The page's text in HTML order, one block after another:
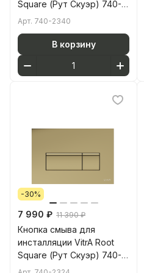
Square (Рут Скуэр) 740-
2340 мягкая медь глянец
Арт. 740-2340
В корзину
-30%
7 990 ₽ 11 390 ₽
Кнопка смыва для
инсталляции VitrA Root
Square (Рут Скуэр) 740-
2324 глянцевое золото